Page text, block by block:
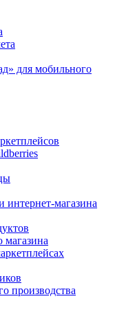
для мобильного
интернет-магазина
магазина
производства